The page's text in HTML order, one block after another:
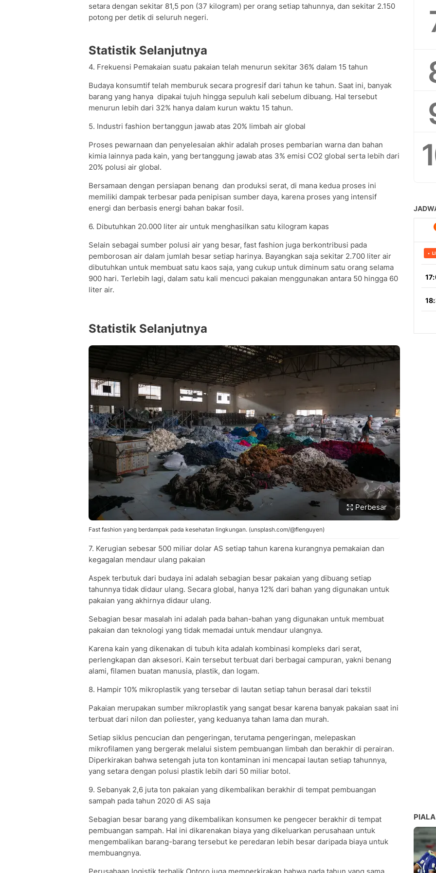
setara dengan sekitar 81,5 pon (37 kilogram) per orang setiap tahunnya, dan sekitar 2.150
potong per detik di seluruh negeri.
Statistik Selanjutnya
4. Frekuensi Pemakaian suatu pakaian telah menurun sekitar 36% dalam 15 tahun
Budaya konsumtif telah memburuk secara progresif dari tahun ke tahun. Saat ini, banyak
barang yang hanya dipakai tujuh hingga sepuluh kali sebelum dibuang. Hal tersebut
menurun lebih dari 32% hanya dalam kurun waktu 15 tahun.
5. Industri fashion bertanggun jawab atas 20% limbah air global
Proses pewarnaan dan penyelesaian akhir adalah proses pembarian warna dan bahan
kimia lainnya pada kain, yang bertanggung jawab atas 3% emisi CO2 global serta lebih dari
20% polusi air global.
Bersamaan dengan persiapan benang dan produksi serat, di mana kedua proses ini
memiliki dampak terbesar pada penipisan sumber daya, karena proses yang intensif
energi dan berbasis energi bahan bakar fosil.
6. Dibutuhkan 20.000 liter air untuk menghasilkan satu kilogram kapas
Selain sebagai sumber polusi air yang besar, fast fashion juga berkontribusi pada
pemborosan air dalam jumlah besar setiap harinya. Bayangkan saja sekitar 2.700 liter air
dibutuhkan untuk membuat satu kaos saja, yang cukup untuk diminum satu orang selama
900 hari. Terlebih lagi, dalam satu kali mencuci pakaian menggunakan antara 50 hingga 60
liter air.
Statistik Selanjutnya
Perbesar
Fast fashion yang berdampak pada kesehatan lingkungan. (unsplash.com/@flenguyen)
7. Kerugian sebesar 500 miliar dolar AS setiap tahun karena kurangnya pemakaian dan
kegagalan mendaur ulang pakaian
Aspek terbutuk dari budaya ini adalah sebagian besar pakaian yang dibuang setiap
tahunnya tidak didaur ulang. Secara global, hanya 12% dari bahan yang digunakan untuk
pakaian yang akhirnya didaur ulang.
Sebagian besar masalah ini adalah pada bahan-bahan yang digunakan untuk membuat
pakaian dan teknologi yang tidak memadai untuk mendaur ulangnya.
Karena kain yang dikenakan di tubuh kita adalah kombinasi kompleks dari serat,
perlengkapan dan aksesori. Kain tersebut terbuat dari berbagai campuran, yakni benang
alami, filamen buatan manusia, plastik, dan logam.
8. Hampir 10% mikroplastik yang tersebar di lautan setiap tahun berasal dari tekstil
Pakaian merupakan sumber mikroplastik yang sangat besar karena banyak pakaian saat ini
terbuat dari nilon dan poliester, yang keduanya tahan lama dan murah.
Setiap siklus pencucian dan pengeringan, terutama pengeringan, melepaskan
mikrofilamen yang bergerak melalui sistem pembuangan limbah dan berakhir di perairan.
Diperkirakan bahwa setengah juta ton kontaminan ini mencapai lautan setiap tahunnya,
yang setara dengan polusi plastik lebih dari 50 miliar botol.
9. Sebanyak 2,6 juta ton pakaian yang dikembalikan berakhir di tempat pembuangan
sampah pada tahun 2020 di AS saja
Sebagian besar barang yang dikembalikan konsumen ke pengecer berakhir di tempat
pembuangan sampah. Hal ini dikarenakan biaya yang dikeluarkan perusahaan untuk
mengembalikan barang-barang tersebut ke peredaran lebih besar daripada biaya untuk
membuangnya.